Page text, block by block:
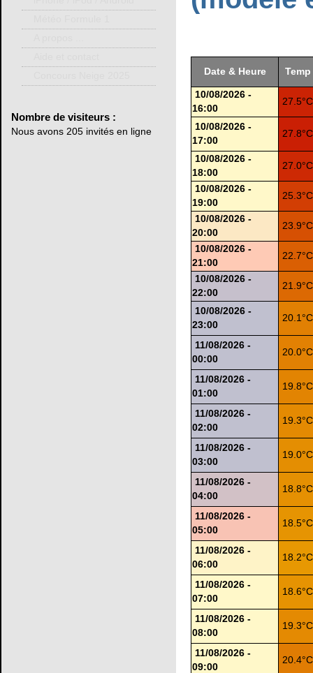
Date & Heure Temp
10/08/2026 -
16:00
10/08/2026 -
17:00
10/08/2026 -
18:00
10/08/2026 -
19:00
10/08/2026 -
20:00
10/08/2026 -
21:00
10/08/2026 -
22:00
10/08/2026 -
23:00
11/08/2026 -
00:00
11/08/2026 -
01:00
11/08/2026 -
02:00
11/08/2026 -
03:00
11/08/2026 -
04:00
11/08/2026 -
05:00
11/08/2026 -
06:00
11/08/2026 -
07:00
11/08/2026 -
08:00
11/08/2026 -
09:00
Nombrede visiteurs :
Nous avons 205 invités en ligne